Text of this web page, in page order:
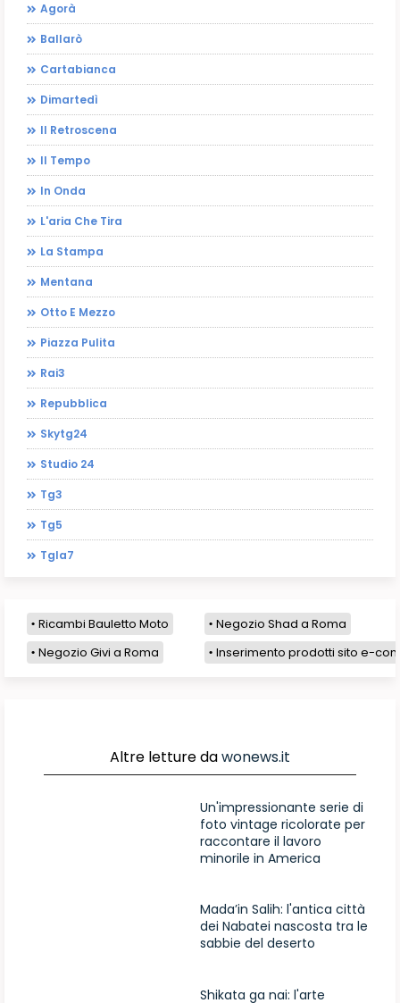
Agorà
Ballarò
Cartabianca
Dimartedì
Il Retroscena
Il Tempo
In Onda
L'aria Che Tira
La Stampa
Mentana
Otto E Mezzo
Piazza Pulita
Rai3
Repubblica
Skytg24
Studio 24
Tg3
Tg5
Tgla7
Ricambi Bauletto Moto
Negozio Shad a Roma
Negozio Givi a Roma
Inserimento prodotti sito e-
Altre letture dawonews.it
Un'impressionante serie di
foto vintage ricolorate per
raccontare il lavoro
minorile in America
Mada’in Salih: l'antica città
dei Nabatei nascosta tra le
sabbie del deserto
Shikata ga nai: l'arte